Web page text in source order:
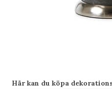
Här kan du köpa